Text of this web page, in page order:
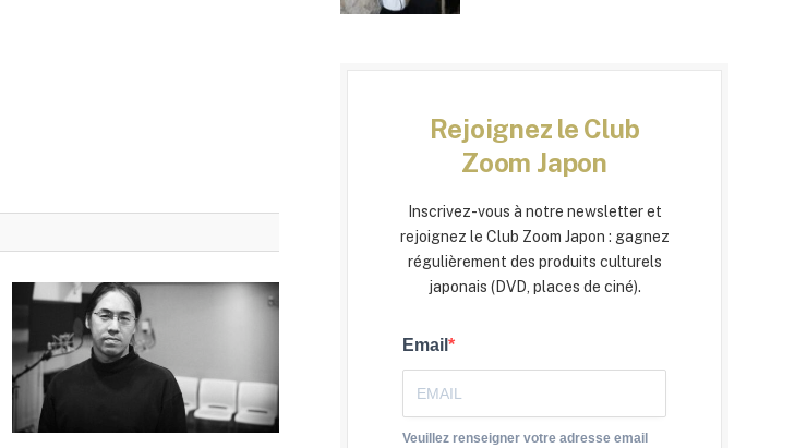
Rejoignez le Club
Zoom Japon
Inscrivez-vous à notre newsletter et
rejoignez le Club Zoom Japon : gagnez
régulièrement des produits culturels
japonais (DVD, places de ciné).
Email
Veuillez renseigner votre adresse email